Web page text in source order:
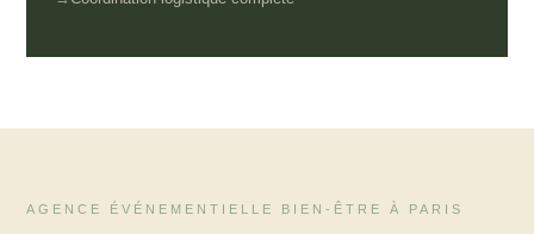
AGENCE ÉVÉNEMENTIELLE BIEN-ÊTRE À PARIS